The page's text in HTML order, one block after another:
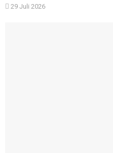
29 Juli 2026